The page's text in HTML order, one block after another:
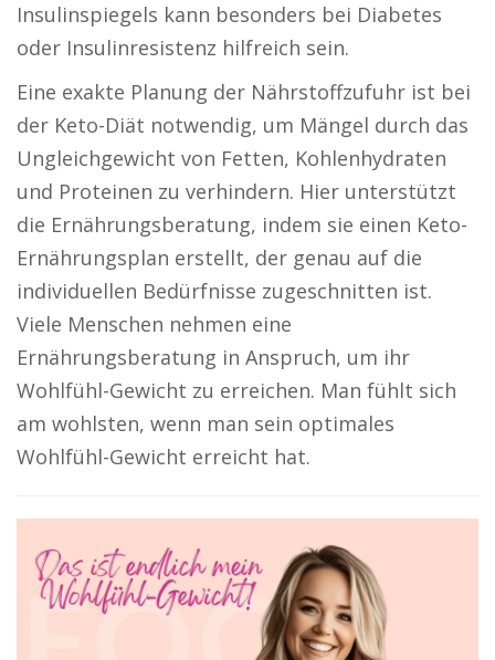
Insulinspiegels kann besonders bei Diabetes
oder Insulinresistenz hilfreich sein.
Eine exakte Planung der Nährstoffzufuhr ist bei
der Keto-Diät notwendig, um Mängel durch das
Ungleichgewicht von Fetten, Kohlenhydraten
und Proteinen zu verhindern. Hier unterstützt
die Ernährungsberatung, indem sie einen Keto-
Ernährungsplan erstellt, der genau auf die
individuellen Bedürfnisse zugeschnitten ist.
Viele Menschen nehmen eine
Ernährungsberatung in Anspruch, um ihr
Wohlfühl-Gewicht zu erreichen. Man fühlt sich
am wohlsten, wenn man sein optimales
Wohlfühl-Gewicht erreicht hat.